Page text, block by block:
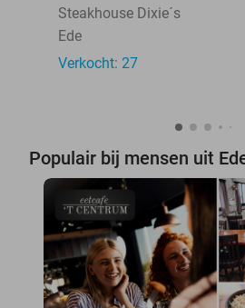
Steakhouse Dixie´s
Ede
Verkocht: 27
Populair bij mensen uit